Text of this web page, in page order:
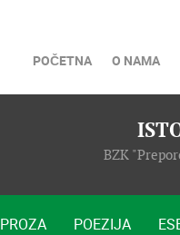
POČETNA O NAMA
BZK
PROZA POEZIJA